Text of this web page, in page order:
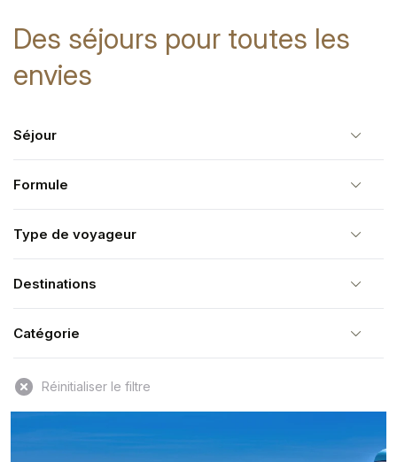
Des séjours pour toutes les
envies
Séjour
Formule
Type de voyageur
Destinations
Catégorie